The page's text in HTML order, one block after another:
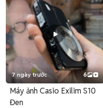
7 ngày trước 6
Máy ảnh Casio Exilim S10
Đen